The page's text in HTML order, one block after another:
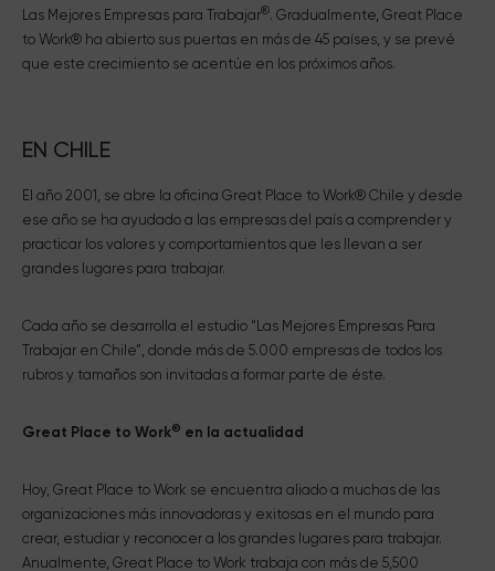
Las Mejores Empresas para Trabajar®. Gradualmente, Great Place
to Work® ha abierto sus puertas en más de 45 países, y se prevé
que este crecimiento se acentúe en los próximos años.
EN CHILE
El año 2001, se abre la oficina Great Place to Work® Chile y desde
ese año se ha ayudado a las empresas del país a comprender y
practicar los valores y comportamientos que les llevan a ser
grandes lugares para trabajar.
Cada año se desarrolla el estudio “Las Mejores Empresas Para
Trabajar en Chile”, donde más de 5.000 empresas de todos los
rubros y tamaños son invitadas a formar parte de éste.
Great Place to Work® en la actualidad
Hoy, Great Place to Work se encuentra aliado a muchas de las
organizaciones más innovadoras y exitosas en el mundo para
crear, estudiar y reconocer a los grandes lugares para trabajar.
Anualmente, Great Place to Work trabaja con más de 5,500